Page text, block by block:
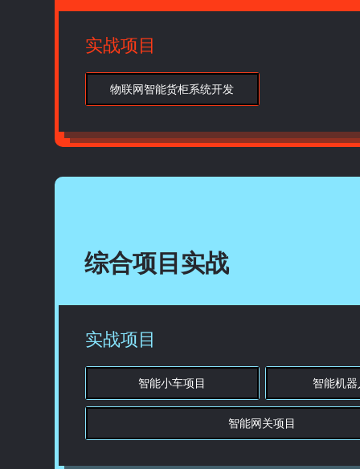
实战项目
物联网智能货柜系统开发
综合项目实战
实战项目
智能小车项目 智能机
智能网关项目